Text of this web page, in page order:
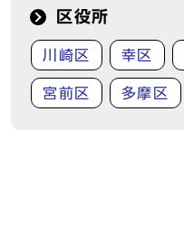
区役所
川崎区 幸区
宮前区 多摩区